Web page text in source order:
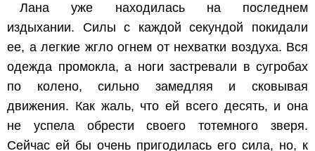
Лана уже находилась на последнем
издыхании. Силы с каждой секундой покидали
ее, а легкие жгло огнем от нехватки воздуха. Вся
одежда промокла, а ноги застревали в сугробах
по колено, сильно замедляя и сковывая
движения. Как жаль, что ей всего десять, и она
не успела обрести своего тотемного зверя.
Сейчас ей бы очень пригодилась его сила, но, к